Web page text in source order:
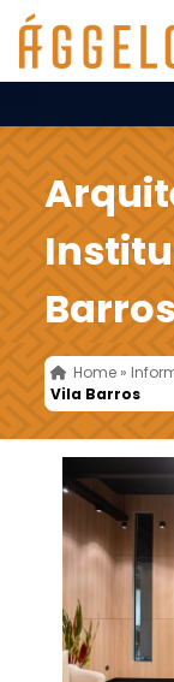
Barros
Home »
Vila Barros